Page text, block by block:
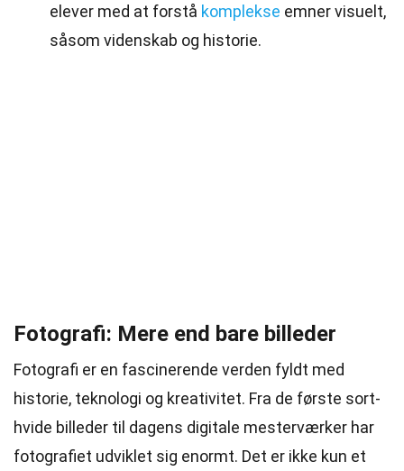
elever med at forstå komplekse emner visuelt,
såsom videnskab og historie.
Fotografi: Mere end bare billeder
Fotografi er en fascinerende verden fyldt med
historie, teknologi og kreativitet. Fra de første sort-
hvide billeder til dagens digitale mesterværker har
fotografiet udviklet sig enormt. Det er ikke kun et